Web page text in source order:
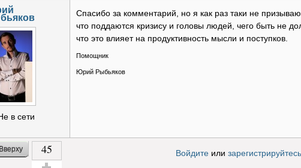
в сети
Спасибо за комментарий, но я как раз таки не
что поддаются кризису и головы людей, чего быть не
что это влияет на продуктивность мысли и поступков.
Помощник
Юрий Рыбьяков
Вверху 45 Войдитеили зарегистрируйтесь